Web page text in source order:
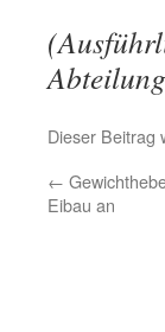
Dieser Beitrag
←
Eibau an